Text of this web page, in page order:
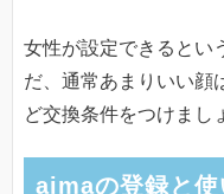
女性が設定できるとい
だ、通常あまりいい顔
ど交換条件をつけまし
aimaの登録と